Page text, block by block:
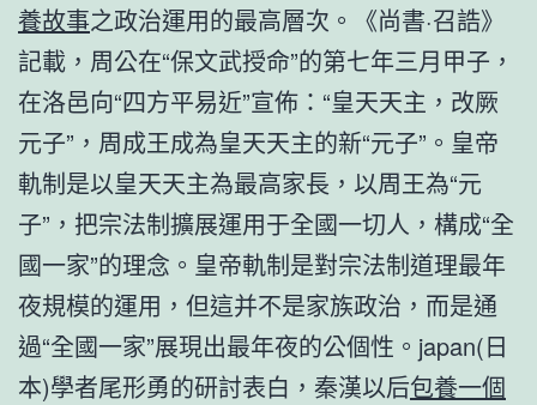
養故事之政治運用的最高層次。《尚書·召誥》
記載，周公在“保文武授命”的第七年三月甲子，
在洛邑向“四方平易近”宣佈：“皇天天主，改厥
元子”，周成王成為皇天天主的新“元子”。皇帝
軌制是以皇天天主為最高家長，以周王為“元
子”，把宗法制擴展運用于全國一切人，構成“全
國一家”的理念。皇帝軌制是對宗法制道理最年
夜規模的運用，但這并不是家族政治，而是通
過“全國一家”展現出最年夜的公個性。japan(日
本)學者尾形勇的研討表白，秦漢以后包養一個